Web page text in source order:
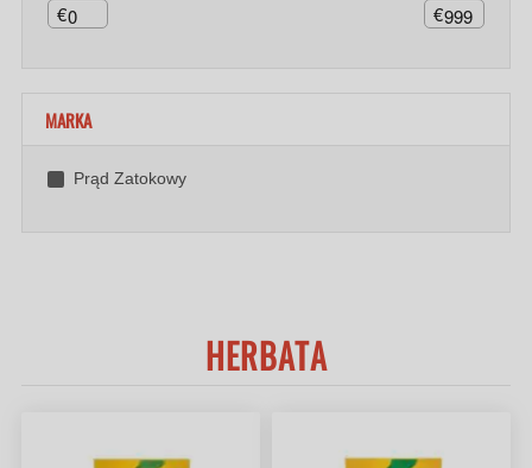
€ €
MARKA
Prąd Zatokowy
HERBATA